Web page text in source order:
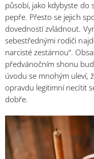
působí, jako kdybyste do
pepře. Přesto se jejich
dovedností zvládnout.
sebestřednými rodiči
narcisté zestárnou“.
předvánočním shonu
úvodu se mnohým uleví,
opravdu legitimní necítit
dobře.